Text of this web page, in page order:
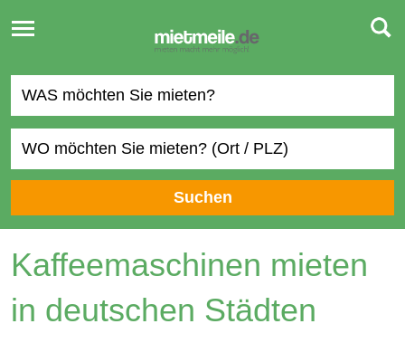
Toggle
navigation
Suchen
Kaffeemaschinen mieten
in deutschen Städten